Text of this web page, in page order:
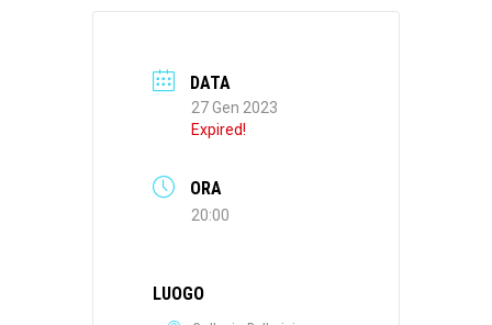
DATA
27 Gen 2023
Expired!
ORA
20:00
LUOGO